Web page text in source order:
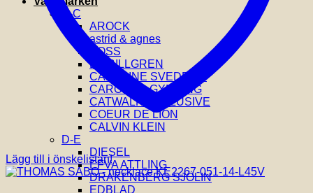
A-C
AROCK
astrid & agnes
BOSS
BY BILLGREN
CAROLINE SVEDBOM
CAROLINA GYNNING
CATWALK EXCLUSIVE
COEUR DE LION
CALVIN KLEIN
D-E
DIESEL
EFVA ATTLING
DRAKENBERG SJÖLIN
EDBLAD
Lägg till i önskelistan!